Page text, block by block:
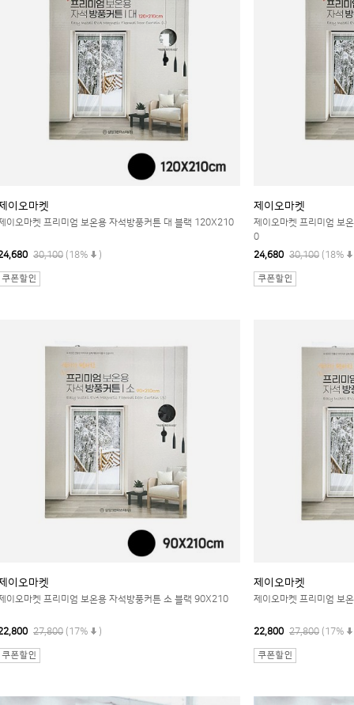
이오마켓
이오마켓 프리미엄 보온용 자석방풍커튼 대 블랙 120X210
30,100 (18% )
제이오마켓
제이오마켓 프리미엄 보
0
24,680 30,100 (18%
이오마켓
이오마켓 프리미엄 보온용 자석방풍커튼 소 블랙 90X210
27,800 (17% )
제이오마켓
제이오마켓 프리미엄 보
22,800 27,800 (17%